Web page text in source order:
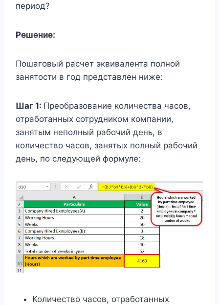
период?
Решение:
Пошаговый расчет эквивалента полной
занятости в год представлен ниже:
Шаг 1: Преобразование количества часов,
отработанных сотрудником компании,
занятым неполный рабочий день, в
количество часов, занятых полный рабочий
день, по следующей формуле:
Количество часов, отработанных